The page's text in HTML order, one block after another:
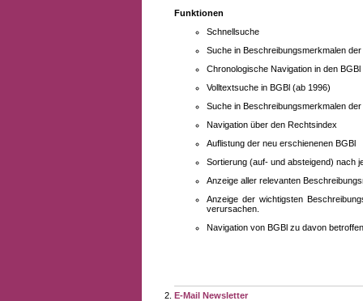
Funktionen
Schnellsuche
Suche in Beschreibungsmerkmalen
Chronologische Navigation in den BGBl
Volltextsuche in BGBl (ab 1996)
Suche in Beschreibungsmerkmalen
Navigation über den Rechtsindex
Auflistung der neu erschienenen BGBl
Sortierung (auf- und absteigend) nach
Anzeige aller relevanten
Anzeige der wichtigsten
verursachen.
Navigation von BGBl zu davon
E-Mail Newsletter